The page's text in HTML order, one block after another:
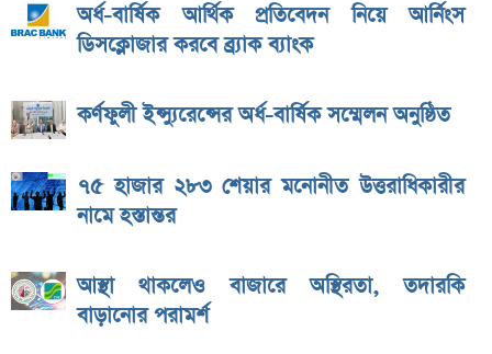
অর্ধ-বার্ষিক আর্থিক প্রতিবেদন নিয়ে আর্নিংস
ডিসক্লোজার করবে ব্র্যাক ব্যাংক
কর্ণফুলী ইন্স্যুরেন্সের অর্ধ-বার্ষিক সম্মেলন অনুষ্ঠিত
৭৫ হাজার ২৮৩ শেয়ার মনোনীত উত্তরাধিকারীর
নামে হস্তান্তর
আস্থা থাকলেও বাজারে অস্থিরতা, তদারকি
বাড়ানোর পরামর্শ